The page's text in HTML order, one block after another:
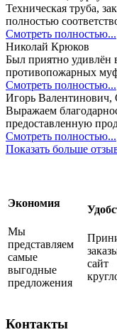
Техническая труба,
полностью
Смотреть полностью...
Николай Крюков
Был приятно удивлён
противопожарных
Смотреть полностью...
Игорь Валентинович,
Выражаем
предоставленную
Смотреть полностью...
Показать больше
Экономия
Мы
представляем
самые
выгодные
предложения
сайт
Контакты